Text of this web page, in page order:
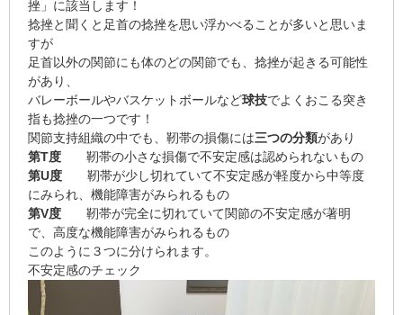
挫」に該当します！
捻挫と聞くと足首の捻挫を思い浮かべることが多いと思いま
すが
足首以外の関節にも体のどの関節でも、捻挫が起きる可能性
があり、
バレーボールやバスケットボールなど球技でよくおこる突き
指も捻挫の一つです！
関節支持組織の中でも、靭帯の損傷には三つの分類があり
第T度
靭帯の小さな損傷で不安定感は認められないもの
第U度 靭帯が少し切れていて不安定感が軽度から中等度
にみられ、機能障害がみられるもの
第V度
靭帯が完全に切れていて関節の不安定感が著明
で、 高度な機能障害がみられるもの
このように３つに分けられます。
不安定感のチェック